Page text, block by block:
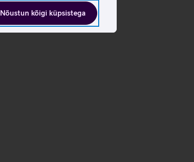
Nõustun kõigi küpsistega